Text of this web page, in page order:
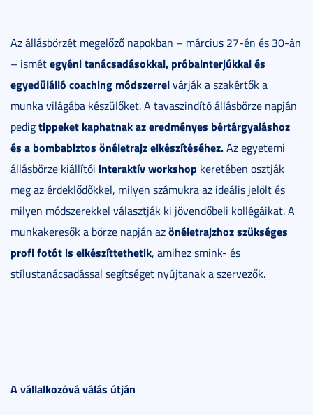
Az állásbörzét megelőző napokban – március 27-én és 30-án
– ismétegyéni tanácsadásokkal, próbainterjúkkal és
egyedülálló coaching módszerrelvárják a szakértők a
munka világába készülőket. A tavaszindító állásbörze napján
pedigtippeket kaphatnak az eredményes bértárgyaláshoz
és a bombabiztos önéletrajz elkészítéséhez.Az egyetemi
állásbörze kiállítói interaktív workshop keretében osztják
meg az érdeklődőkkel, milyen számukra az ideális jelölt és
milyen módszerekkel választják ki jövendőbeli kollégáikat. A
munkakeresők a börze napján azönéletrajzhoz szükséges
profi fotót is elkészíttethetik, amihez smink- és
stílustanácsadással segítséget nyújtanak a szervezők.
A vállalkozóvá válás útján